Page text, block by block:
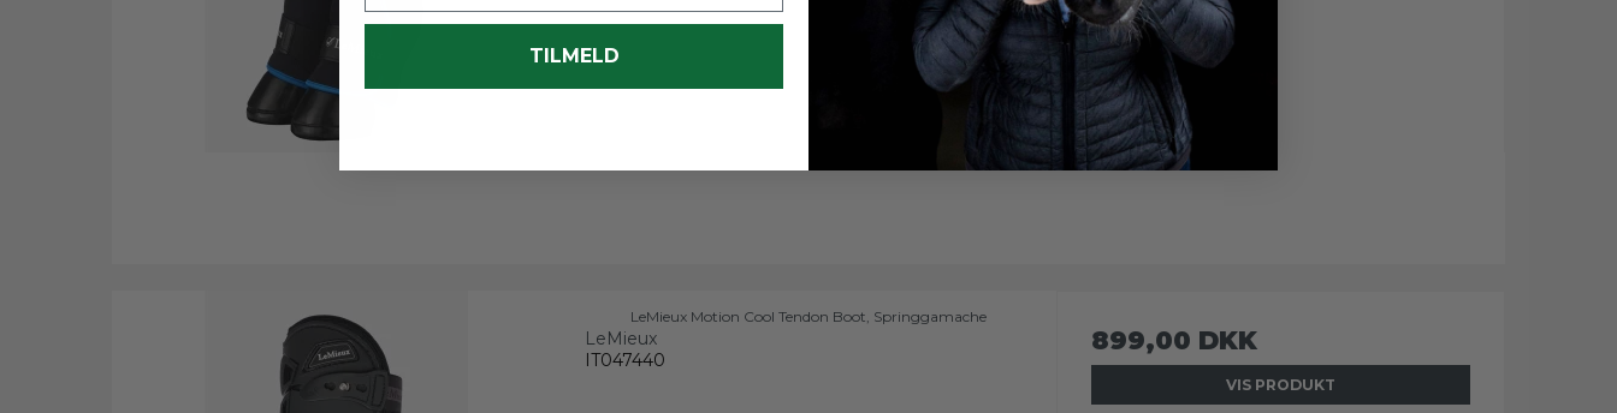
LeMieux Motion Cool Tendon Boot, Springgamache
LeMieux
IT047440
899,00 DKK
VIS PRODUKT
TILMELD